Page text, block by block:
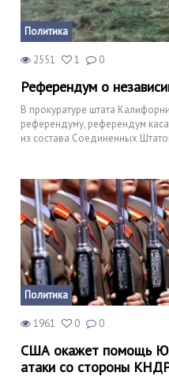
Политика
2551 1 0
Референдум о
В прокуратуре штата
референдуму, референдум
из состава Соединенных
Политика
1961 0 0
США окажет помощь
атаки со стороны